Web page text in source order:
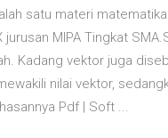
satu materi
MIPA Tingkat
Kadang vektor juga
nilai vektor,
Pdf | Soft ...